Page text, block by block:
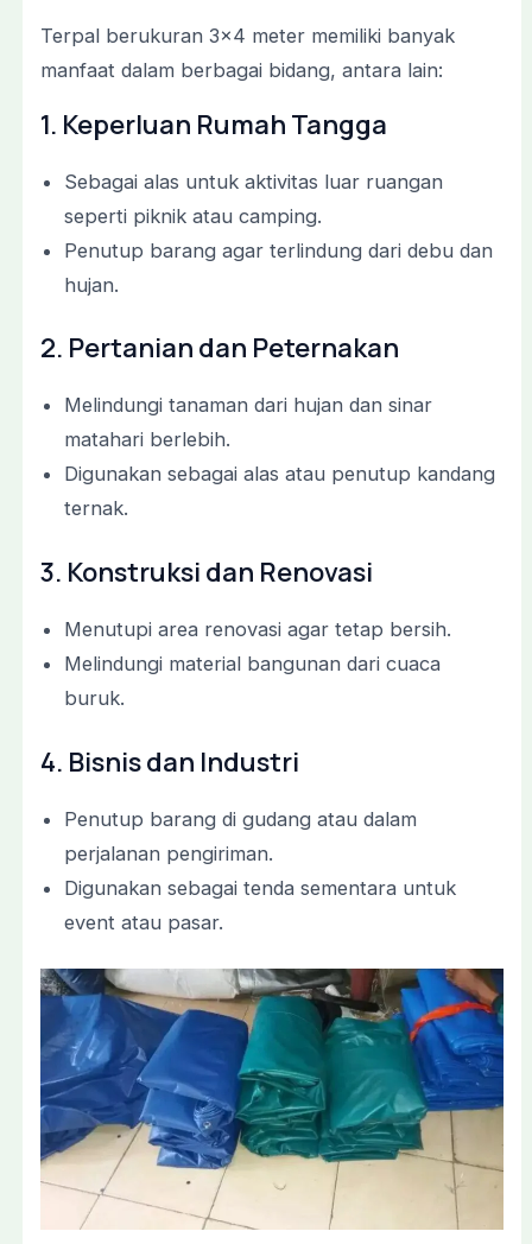
Terpal berukuran 3×4 meter memiliki banyak
manfaat dalam berbagai bidang, antara lain:
1. Keperluan Rumah Tangga
Sebagai alas untuk aktivitas luar ruangan
seperti piknik atau camping.
Penutup barang agar terlindung dari debu dan
hujan.
2. Pertanian dan Peternakan
Melindungi tanaman dari hujan dan sinar
matahari berlebih.
Digunakan sebagai alas atau penutup kandang
ternak.
3. Konstruksi dan Renovasi
Menutupi area renovasi agar tetap bersih.
Melindungi material bangunan dari cuaca
buruk.
4. Bisnis dan Industri
Penutup barang di gudang atau dalam
perjalanan pengiriman.
Digunakan sebagai tenda sementara untuk
event atau pasar.